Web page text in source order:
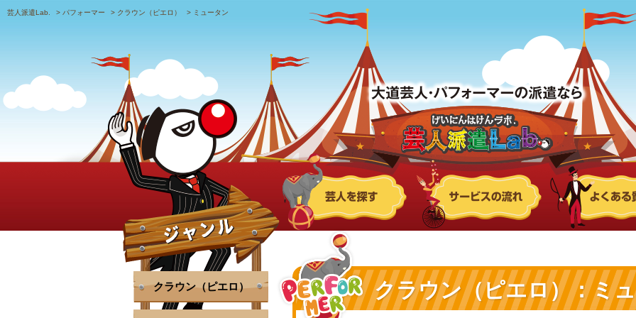
芸人派遣Lab. > パフォーマー > クラウン（ピエロ） > ミュータン
クラウン（ピエロ）：ミ
クラウン（ピエロ）